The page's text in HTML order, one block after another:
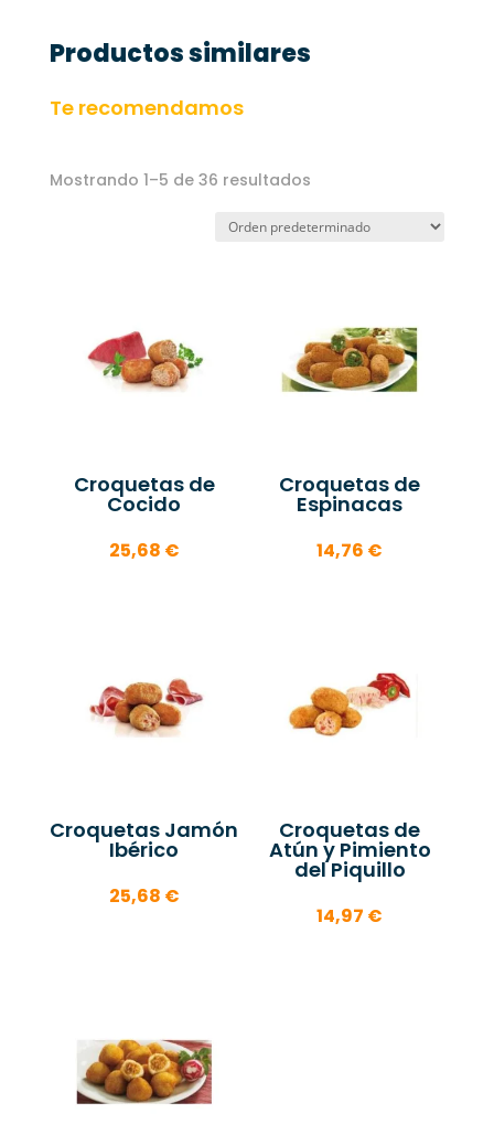
Productos similares
Te recomendamos
Mostrando 1–5 de 36 resultados
Croquetas de
Cocido
25,68 €
Croquetas de
Espinacas
14,76 €
Croquetas Jamón
Ibérico
25,68 €
Croquetas de
Atún y Pimiento
del Piquillo
14,97 €